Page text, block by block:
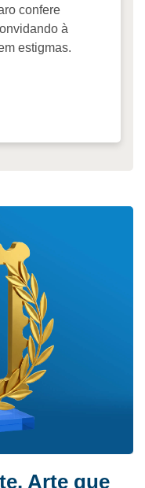
confere
à
estigmas.
Arte que